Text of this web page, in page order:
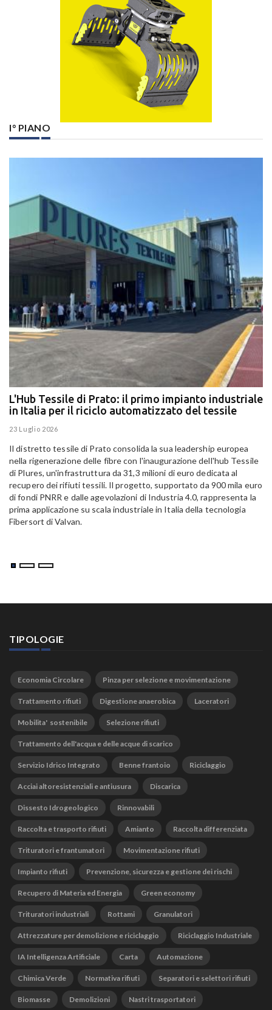
I° PIANO
L'Hub Tessile di Prato: il primo impianto industriale
in Italia per il riciclo automatizzato del tessile
23 Luglio 2026
Il distretto tessile di Prato consolida la sua leadership europea
nella rigenerazione delle fibre con l'inaugurazione dell'hub Tessile
di Plures, un'infrastruttura da 31,3 milioni di euro dedicata al
recupero dei rifiuti tessili. Il progetto, supportato da 900 mila euro
di fondi PNRR e dalle agevolazioni di Industria 4.0, rappresenta la
prima applicazione su scala industriale in Italia della tecnologia
Fibersort di Valvan.
TIPOLOGIE
Economia Circolare Pinza per selezione e movimentazione
Trattamento rifiuti Digestione anaerobica Laceratori
Mobilita' sostenibile Selezione rifiuti
Trattamento dell'acqua e delle acque di scarico
Servizio Idrico Integrato Benne frantoio Riciclaggio
Acciai altoresistenziali e antiusura Discarica
Dissesto Idrogeologico Rinnovabili
Raccolta e trasporto rifiuti Amianto Raccolta differenziata
Trituratori e frantumatori Movimentazione rifiuti
Impianto rifiuti Prevenzione, sicurezza e gestione dei rischi
Recupero di Materia ed Energia Green economy
Trituratori industriali Rottami Granulatori
Attrezzature per demolizione e riciclaggio Riciclaggio Industriale
IA Intelligenza Artificiale Carta Automazione
Chimica Verde Normativa rifiuti Separatori e selettori rifiuti
Biomasse Demolizioni Nastri trasportatori